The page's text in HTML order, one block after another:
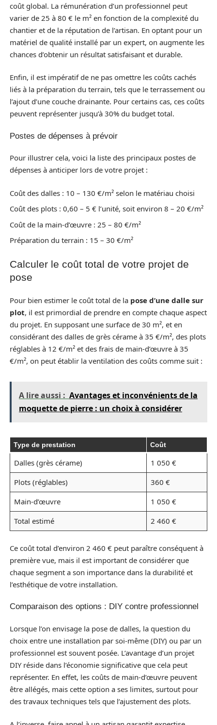
coût global. La rémunération d’un professionnel peut
varier de 25 à 80 € le m² en fonction de la complexité du
chantier et de la réputation de l’artisan. En optant pour un
matériel de qualité installé par un expert, on augmente les
chances d’obtenir un résultat satisfaisant et durable.
Enfin, il est impératif de ne pas omettre les coûts cachés
liés à la préparation du terrain, tels que le terrassement ou
l’ajout d’une couche drainante. Pour certains cas, ces coûts
peuvent représenter jusqu’à 30% du budget total.
Postes de dépenses à prévoir
Pour illustrer cela, voici la liste des principaux postes de
dépenses à anticiper lors de votre projet :
Coût des dalles : 10 – 130 €/m² selon le matériau choisi
Coût des plots : 0,60 – 5 € l’unité, soit environ 8 – 20 €/m²
Coût de la main-d’œuvre : 25 – 80 €/m²
Préparation du terrain : 15 – 30 €/m²
Calculer le coût total de votre projet de
pose
Pour bien estimer le coût total de la pose d’une dalle sur
plot, il est primordial de prendre en compte chaque aspect
du projet. En supposant une surface de 30 m², et en
considérant des dalles de grès cérame à 35 €/m², des plots
réglables à 12 €/m² et des frais de main-d’œuvre à 35
€/m², on peut établir la ventilation des coûts comme suit :
A lire aussi : Avantages et inconvénients de la
moquette de pierre : un choix à considérer
Type de prestation Coût
Dalles (grès cérame)
1 050 €
Plots (réglables)
360 €
Main-d’œuvre
1 050 €
Total estimé
2 460 €
Ce coût total d’environ 2 460 € peut paraître conséquent à
première vue, mais il est important de considérer que
chaque segment a son importance dans la durabilité et
l’esthétique de votre installation.
Comparaison des options : DIY contre professionnel
Lorsque l’on envisage la pose de dalles, la question du
choix entre une installation par soi-même (DIY) ou par un
professionnel est souvent posée. L’avantage d’un projet
DIY réside dans l’économie significative que cela peut
représenter. En effet, les coûts de main-d’œuvre peuvent
être allégés, mais cette option a ses limites, surtout pour
des travaux techniques tels que l’ajustement des plots.